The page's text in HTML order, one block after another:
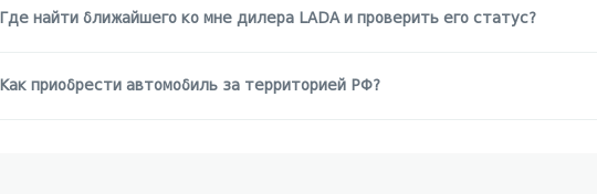
Где найти ближайшего ко мне дилера LADA и проверить его статус?
Как приобрести автомобиль за территорией РФ?